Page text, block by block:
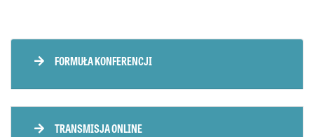
FORMUŁA KONFERENCJI
TRANSMISJA ONLINE